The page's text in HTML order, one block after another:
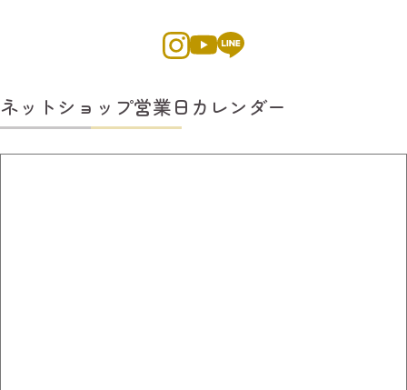
ネットショップ営業日カレンダー